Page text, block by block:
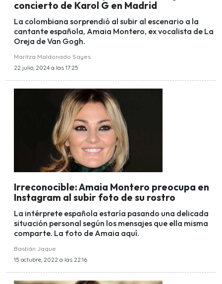
concierto de Karol G en Madrid
La colombiana sorprendió al subir al escenario a la
cantante española, Amaia Montero, ex vocalista de La
Oreja de Van Gogh.
Maritza Maldonado Sayes
22 julio, 2024 a las 17:25
Irreconocible: Amaia Montero preocupa en
Instagram al subir foto de su rostro
La intérprete española estaría pasando una delicada
situación personal según los mensajes que ella misma
comparte. La foto de Amaia aquí.
Bastián Jaque
15 octubre, 2022 a las 22:16